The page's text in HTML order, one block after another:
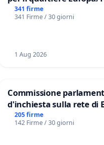
di Aprilia
341 firme
341 Firme / 30 giorni
1 Aug 2026
Commissione
d'inchiesta sulla rete di
del Mossad: verità sugli
Files
205 firme
142 Firme / 30 giorni